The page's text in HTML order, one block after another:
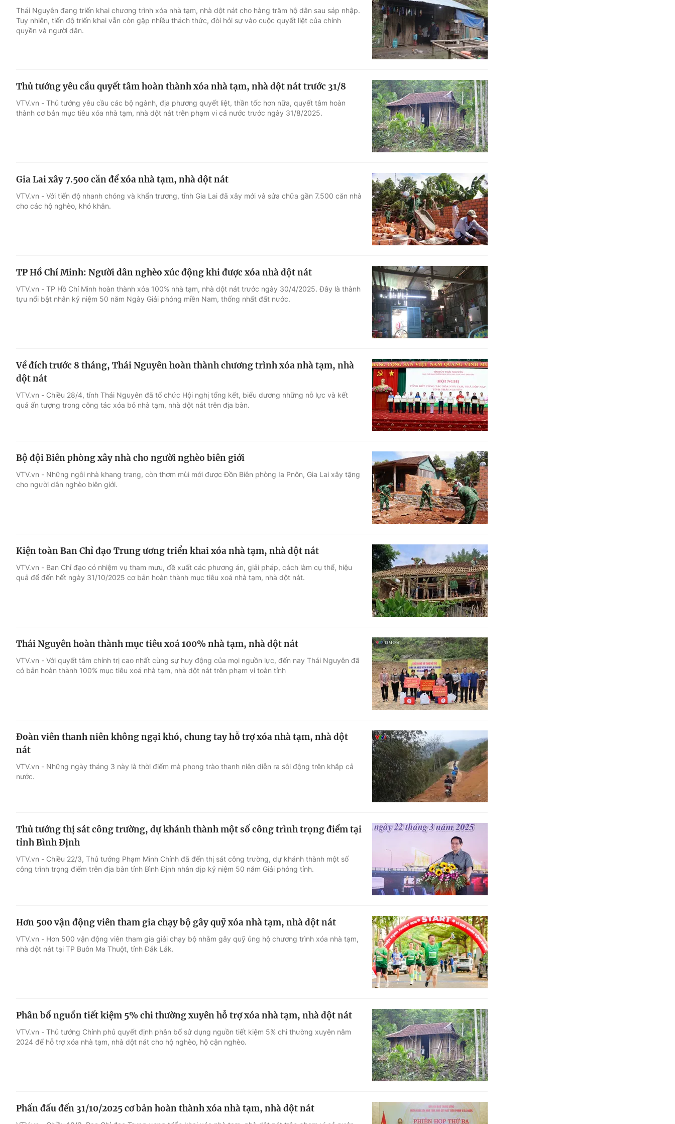
Thái Nguyên đang triển khai chương trình xóa nhà tạm, nhà dột nát cho hàng trăm hộ dân sau sáp nhập.
Tuy nhiên, tiến độ triển khai vẫn còn gặp nhiều thách thức, đòi hỏi sự vào cuộc quyết liệt của chính
quyền và người dân.
Thủ tướng yêu cầu quyết tâm hoàn thành xóa nhà tạm, nhà dột nát trước 31/8
VTV.vn - Thủ tướng yêu cầu các bộ ngành, địa phương quyết liệt, thần tốc hơn nữa, quyết tâm hoàn
thành cơ bản mục tiêu xóa nhà tạm, nhà dột nát trên phạm vi cả nước trước ngày 31/8/2025.
Gia Lai xây 7.500 căn để xóa nhà tạm, nhà dột nát
VTV.vn - Với tiến độ nhanh chóng và khẩn trương, tỉnh Gia Lai đã xây mới và sửa chữa gần 7.500 căn nhà
cho các hộ nghèo, khó khăn.
TP Hồ Chí Minh: Người dân nghèo xúc động khi được xóa nhà dột nát
VTV.vn - TP Hồ Chí Minh hoàn thành xóa 100% nhà tạm, nhà dột nát trước ngày 30/4/2025. Đây là thành
tựu nổi bật nhân kỷ niệm 50 năm Ngày Giải phóng miền Nam, thống nhất đất nước.
Về đích trước 8 tháng, Thái Nguyên hoàn thành chương trình xóa nhà tạm, nhà
dột nát
VTV.vn - Chiều 28/4, tỉnh Thái Nguyên đã tổ chức Hội nghị tổng kết, biểu dương những nỗ lực và kết
quả ấn tượng trong công tác xóa bỏ nhà tạm, nhà dột nát trên địa bàn.
Bộ đội Biên phòng xây nhà cho người nghèo biên giới
VTV.vn - Những ngôi nhà khang trang, còn thơm mùi mới được Đồn Biên phòng Ia Pnôn, Gia Lai xây tặng
cho người dân nghèo biên giới.
Kiện toàn Ban Chỉ đạo Trung ương triển khai xóa nhà tạm, nhà dột nát
VTV.vn - Ban Chỉ đạo có nhiệm vụ tham mưu, đề xuất các phương án, giải pháp, cách làm cụ thể, hiệu
quả để đến hết ngày 31/10/2025 cơ bản hoàn thành mục tiêu xoá nhà tạm, nhà dột nát.
Thái Nguyên hoàn thành mục tiêu xoá 100% nhà tạm, nhà dột nát
VTV.vn - Với quyết tâm chính trị cao nhất cùng sự huy động của mọi nguồn lực, đến nay Thái Nguyên đã
có bản hoàn thành 100% mục tiêu xoá nhà tạm, nhà dột nát trên phạm vi toàn tỉnh
Đoàn viên thanh niên không ngại khó, chung tay hỗ trợ xóa nhà tạm, nhà dột
nát
VTV.vn - Những ngày tháng 3 này là thời điểm mà phong trào thanh niên diễn ra sôi động trên khắp cả
nước.
Thủ tướng thị sát công trường, dự khánh thành một số công trình trọng điểm tại
tỉnh Bình Định
VTV.vn - Chiều 22/3, Thủ tướng Phạm Minh Chính đã đến thị sát công trường, dự khánh thành một số
công trình trọng điểm trên địa bàn tỉnh Bình Định nhân dịp kỷ niệm 50 năm Giải phóng tỉnh.
Hơn 500 vận động viên tham gia chạy bộ gây quỹ xóa nhà tạm, nhà dột nát
VTV.vn - Hơn 500 vận động viên tham gia giải chạy bộ nhằm gây quỹ ủng hộ chương trình xóa nhà tạm,
nhà dột nát tại TP Buôn Ma Thuột, tỉnh Đắk Lắk.
Phân bổ nguồn tiết kiệm 5% chi thường xuyên hỗ trợ xóa nhà tạm, nhà dột nát
VTV.vn - Thủ tướng Chính phủ quyết định phân bổ sử dụng nguồn tiết kiệm 5% chi thường xuyên năm
2024 để hỗ trợ xóa nhà tạm, nhà dột nát cho hộ nghèo, hộ cận nghèo.
Phấn đấu đến 31/10/2025 cơ bản hoàn thành xóa nhà tạm, nhà dột nát